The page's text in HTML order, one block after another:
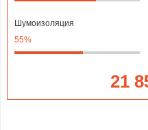
Шумоизоляция
55%
21